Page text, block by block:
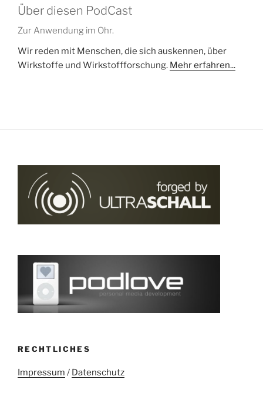
Über diesen PodCast
Zur Anwendung im Ohr.
Wir reden mit Menschen, die sich auskennen, über
Wirkstoffe und Wirkstoffforschung. Mehr erfahren...
RECHTLICHES
Impressum / Datenschutz